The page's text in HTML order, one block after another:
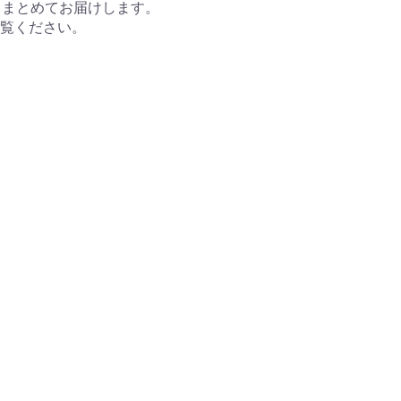
とめてお届けします。
ください。